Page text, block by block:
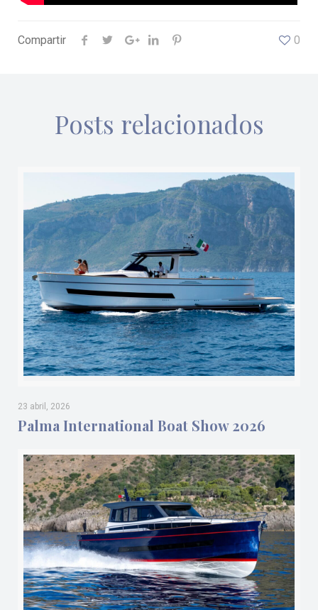
Compartir 0
Posts relacionados
23 abril, 2026
Palma International Boat Show 2026